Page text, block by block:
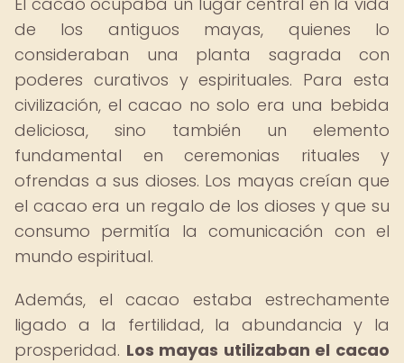
de los antiguos mayas, quienes lo
consideraban una planta sagrada con
poderes curativos y espirituales. Para esta
civilización, el cacao no solo era una bebida
deliciosa, sino también un elemento
fundamental en ceremonias rituales y
ofrendas a sus dioses. Los mayas creían que
el cacao era un regalo de los dioses y que su
consumo permitía la comunicación con el
mundo espiritual.
Además, el cacao estaba estrechamente
ligado a la fertilidad, la abundancia y la
prosperidad. Los mayas utilizaban el cacao